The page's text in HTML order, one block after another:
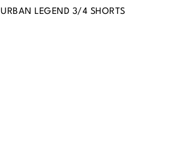
URBAN LEGEND 3/4 SHORTS